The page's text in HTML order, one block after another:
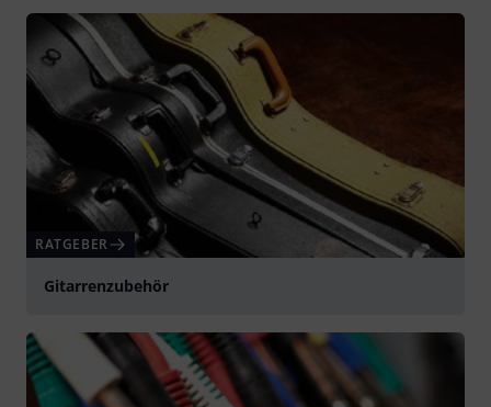
RATGEBER
Gitarrenzubehör